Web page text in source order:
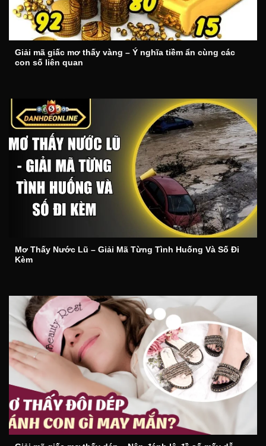
Giải mã giấc mơ thấy vàng – Ý nghĩa tiềm ẩn cùng các
con số liên quan
Mơ Thấy Nước Lũ – Giải Mã Từng Tình Huống Và Số Đi
Kèm